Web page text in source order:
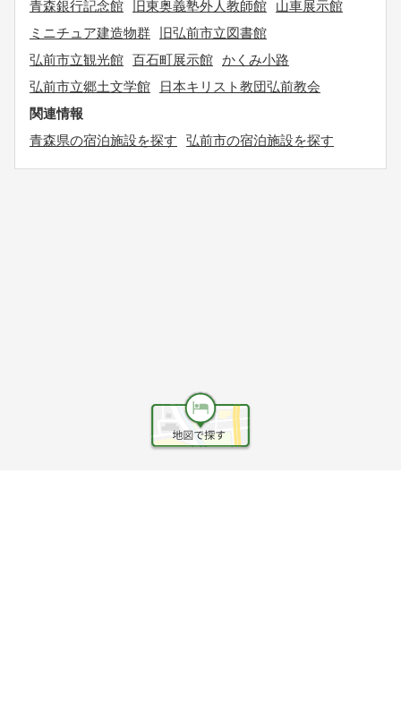
青森銀行記念館
旧東奥義塾外人教師館
山車展示館
ミニチュア建造物群
旧弘前市立図書館
弘前市立観光館 百石町展示館 かくみ小路
弘前市立郷土文学館
日本キリスト教団弘前教会
関連情報
青森県の宿泊施設を探す
弘前市の宿泊施設を探す